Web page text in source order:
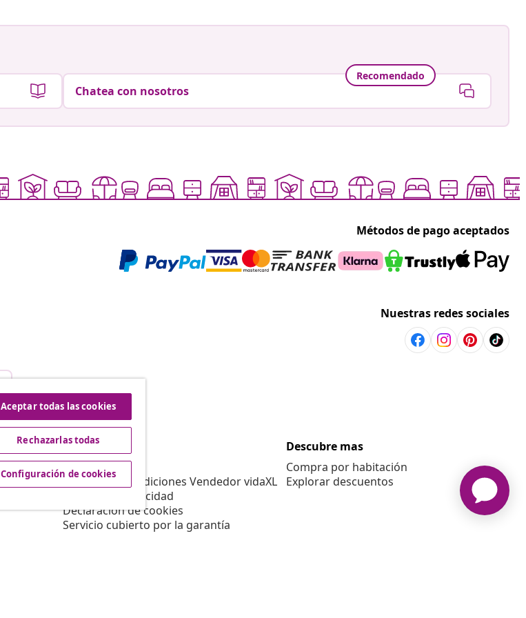
Recomendado
Chatea con nosotros
Métodos de pago aceptados
Nuestras redes sociales
vidaXL
Sobre vidaXL
Términos y Condiciones Vendedor vidaXL
Política de privacidad
Declaración de cookies
Servicio cubierto por la garantía
Descubre mas
Compra por habitación
Explorar descuentos
Aceptar todas las cookies
Rechazarlas todas
Configuración de cookies